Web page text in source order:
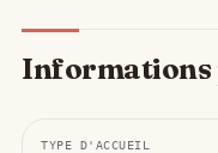
Informations
TYPE D'ACCUEIL